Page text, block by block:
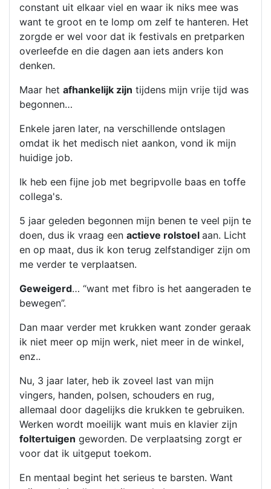
constant uit elkaar viel en waar ik niks mee was
want te groot en te lomp om zelf te hanteren. Het
zorgde er wel voor dat ik festivals en pretparken
overleefde en die dagen aan iets anders kon
denken.
Maar het afhankelijk zijn tijdens mijn vrije tijd was
begonnen…
Enkele jaren later, na verschillende ontslagen
omdat ik het medisch niet aankon, vond ik mijn
huidige job.
Ik heb een fijne job met begripvolle baas en toffe
collega's.
5 jaar geleden begonnen mijn benen te veel pijn te
doen, dus ik vraag een actieve rolstoel aan. Licht
en op maat, dus ik kon terug zelfstandiger zijn om
me verder te verplaatsen.
Geweigerd… “want met fibro is het aangeraden te
bewegen”.
Dan maar verder met krukken want zonder geraak
ik niet meer op mijn werk, niet meer in de winkel,
enz..
Nu, 3 jaar later, heb ik zoveel last van mijn
vingers, handen, polsen, schouders en rug,
allemaal door dagelijks die krukken te gebruiken.
Werken wordt moeilijk want muis en klavier zijn
foltertuigen geworden. De verplaatsing zorgt er
voor dat ik uitgeput toekom.
En mentaal begint het serieus te barsten. Want